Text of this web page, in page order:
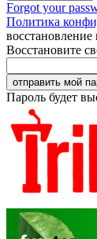
Forgot your
Политика
восстановление
Восстановите
Пароль будет